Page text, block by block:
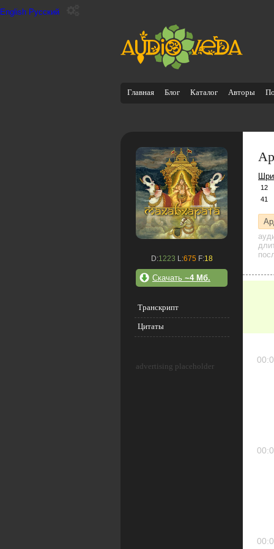
English Русский
Главная Блог Каталог Авторы
D:1223 L:675 F:18
Скачать ~4 Мб.
Транскрипт
Цитаты
advertising placeholder
12
41